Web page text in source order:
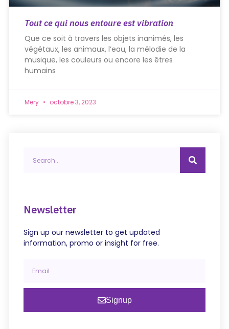
Tout ce qui nous entoure est vibration
Que ce soit à travers les objets inanimés, les
végétaux, les animaux, l’eau, la mélodie de la
musique, les couleurs ou encore les êtres
humains
Mery octobre 3, 2023
Newsletter
Sign up our newsletter to get updated
information, promo or insight for free.
Signup